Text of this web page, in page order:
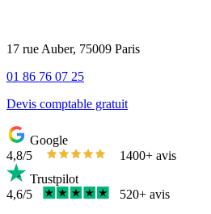
17 rue Auber, 75009 Paris
01 86 76 07 25
Devis comptable gratuit
Google
4,8/5
1400+ avis
Trustpilot
4,6/5
520+ avis